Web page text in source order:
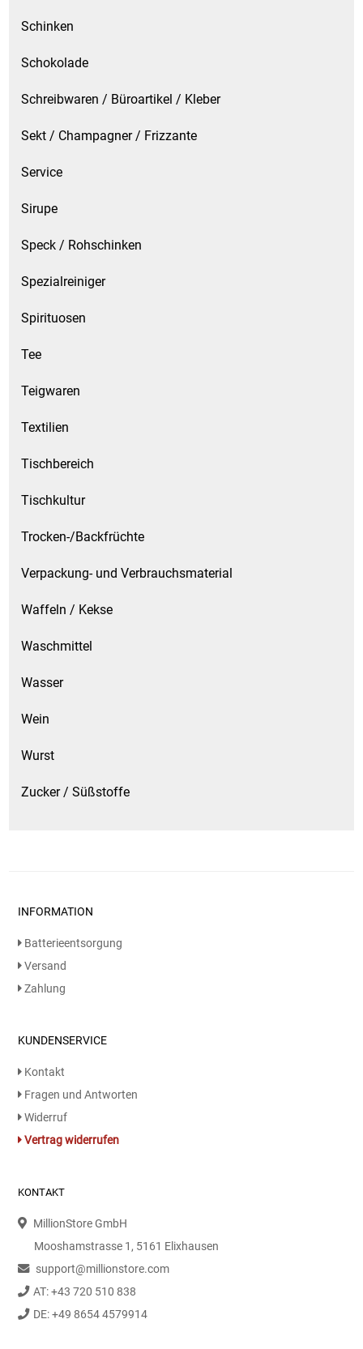
Schinken
Schokolade
Schreibwaren / Büroartikel / Kleber
Sekt / Champagner / Frizzante
Service
Sirupe
Speck / Rohschinken
Spezialreiniger
Spirituosen
Tee
Teigwaren
Textilien
Tischbereich
Tischkultur
Trocken-/Backfrüchte
Verpackung- und Verbrauchsmaterial
Waffeln / Kekse
Waschmittel
Wasser
Wein
Wurst
Zucker / Süßstoffe
INFORMATION
Batterieentsorgung
Versand
Zahlung
KUNDENSERVICE
Kontakt
Fragen und Antworten
Widerruf
Vertrag widerrufen
KONTAKT
MillionStore GmbH
Mooshamstrasse 1, 5161 Elixhausen
support@millionstore.com
AT: +43 720 510 838
DE: +49 8654 4579914